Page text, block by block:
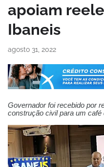
apoiam
Ibaneis
agosto 31, 2022
Governador foi recebido por
construção civil para um café